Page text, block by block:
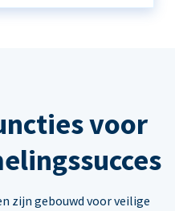
voor
zijn gebouwd voor veilige